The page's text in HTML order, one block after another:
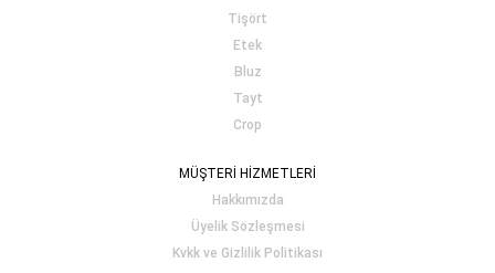
Tişört
Etek
Bluz
Tayt
Crop
MÜŞTERİ HİZMETLERİ
Hakkımızda
Üyelik Sözleşmesi
Kvkk ve Gizlilik Politikası